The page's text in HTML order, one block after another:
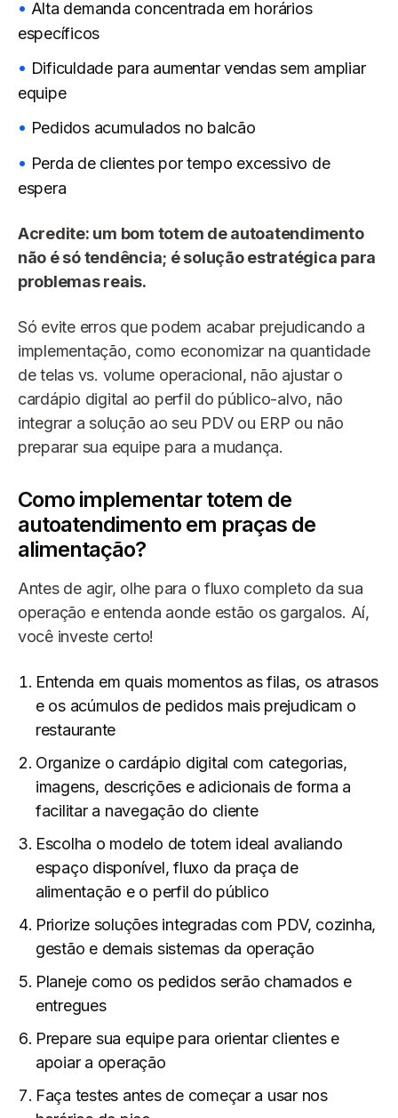
Alta demanda concentrada em horários
específicos
Dificuldade para aumentar vendas sem ampliar
equipe
Pedidos acumulados no balcão
Perda de clientes por tempo excessivo de
espera
Acredite: um bom totem de autoatendimento
não é só tendência; é solução estratégica para
problemas reais.
Só evite erros que podem acabar prejudicando a
implementação, como economizar na quantidade
de telas vs. volume operacional, não ajustar o
cardápio digital ao perfil do público-alvo, não
integrar a solução ao seu PDV ou ERP ou não
preparar sua equipe para a mudança.
Como implementar totem de
autoatendimento em praças de
alimentação?
Antes de agir, olhe para o fluxo completo da sua
operação e entenda aonde estão os gargalos. Aí,
você investe certo!
Entenda em quais momentos as filas, os atrasos
e os acúmulos de pedidos mais prejudicam o
restaurante
Organize o cardápio digital com categorias,
imagens, descrições e adicionais de forma a
facilitar a navegação do cliente
Escolha o modelo de totem ideal avaliando
espaço disponível, fluxo da praça de
alimentação e o perfil do público
Priorize soluções integradas com PDV, cozinha,
gestão e demais sistemas da operação
Planeje como os pedidos serão chamados e
entregues
Prepare sua equipe para orientar clientes e
apoiar a operação
Faça testes antes de começar a usar nos